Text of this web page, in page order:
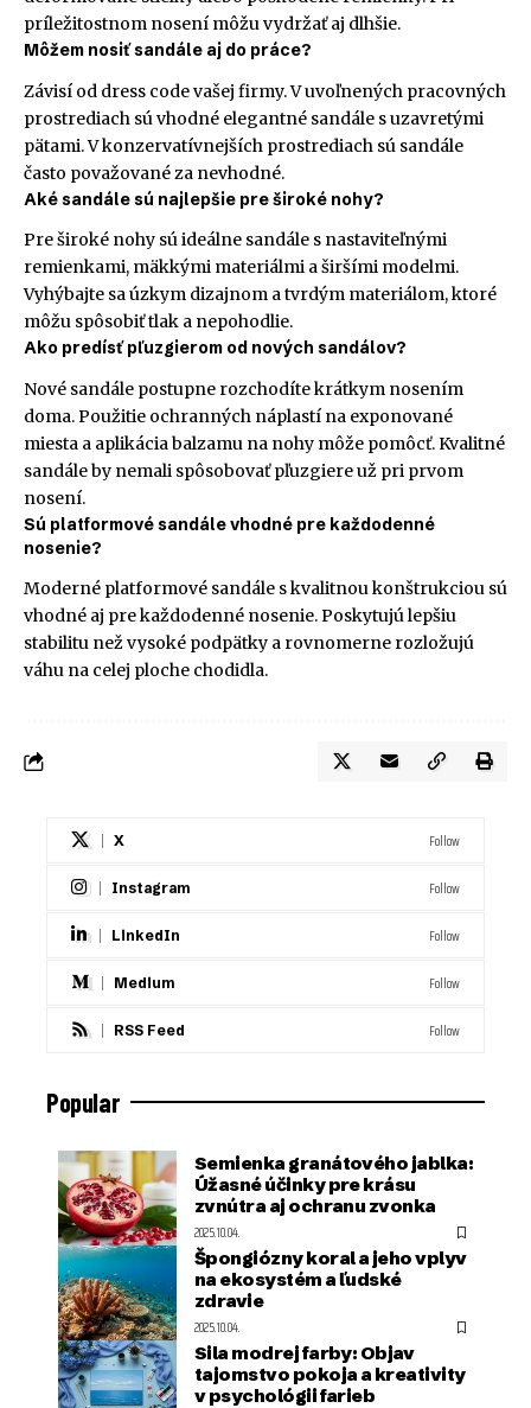
príležitostnom nosení môžu vydržať aj dlhšie.
Môžem nosiť sandále aj do práce?
Závisí od dress code vašej firmy. V uvoľnených pracovných
prostrediach sú vhodné elegantné sandále s uzavretými
pätami. V konzervatívnejších prostrediach sú sandále
často považované za nevhodné.
Aké sandále sú najlepšie pre široké nohy?
Pre široké nohy sú ideálne sandále s nastaviteľnými
remienkami, mäkkými materiálmi a širšími modelmi.
Vyhýbajte sa úzkym dizajnom a tvrdým materiálom, ktoré
môžu spôsobiť tlak a nepohodlie.
Ako predísť pľuzgierom od nových sandálov?
Nové sandále postupne rozchodíte krátkym nosením
doma. Použitie ochranných náplastí na exponované
miesta a aplikácia balzamu na nohy môže pomôcť. Kvalitné
sandále by nemali spôsobovať pľuzgiere už pri prvom
nosení.
Sú platformové sandále vhodné pre každodenné
nosenie?
Moderné platformové sandále s kvalitnou konštrukciou sú
vhodné aj pre každodenné nosenie. Poskytujú lepšiu
stabilitu než vysoké podpätky a rovnomerne rozložujú
váhu na celej ploche chodidla.
X Follow
Instagram Follow
LinkedIn Follow
Medium Follow
RSS Feed Follow
Popular
Semienka granátového jablka:
Úžasné účinky pre krásu
zvnútra aj ochranu zvonka
2025.10.04.
Špongiózny koral a jeho vplyv
na ekosystém a ľudské
zdravie
2025.10.04.
Sila modrej farby: Objav
tajomstvo pokoja a kreativity
v psychológii farieb